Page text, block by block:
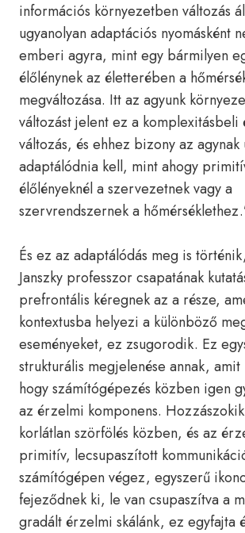
információs környezetben változás
ugyanolyan adaptációs nyomásként
emberi agyra, mint egy bármilyen
élőlénynek az életterében a
megváltozása. Itt az agyunk
változást jelent ez a komplexitásbeli
változás, és ehhez bizony az agynak
adaptálódnia kell, mint ahogy
élőlényeknél a szervezetnek vagy a
szervrendszernek a
És ez az adaptálódás meg is
Janszky professzor csapatának
prefrontális kéregnek az a része,
kontextusba helyezi a különböző
eseményeket, ez zsugorodik. Ez
strukturális megjelenése annak, amit
hogy számítógépezés közben igen
az érzelmi komponens.
korlátlan szörfölés közben, és az
primitív, lecsupaszított
számítógépen végez, egyszerű
fejeződnek ki, le van csupaszítva a
gradált érzelmi skálánk, ez egyfajta